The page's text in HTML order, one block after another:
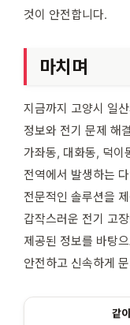
것이 안전합니다.
마치며
지금까지 고양시 일
정보와 전기 문제 해
가좌동, 대화동, 덕이
전역에서 발생하는
전문적인 솔루션을
갑작스러운 전기 고
제공된 정보를 바탕
안전하고 신속하게
같